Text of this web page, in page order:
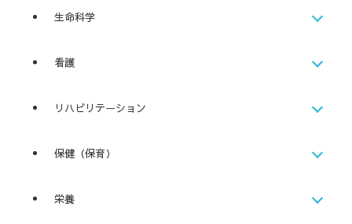
生命科学
看護
リハビリテーション
保健（保育）
栄養